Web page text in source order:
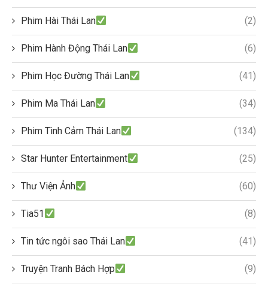
Phim Hài Thái Lan (2)
Phim Hành Động Thái Lan (6)
Phim Học Đường Thái Lan (41)
Phim Ma Thái Lan (34)
Phim Tình Cảm Thái Lan (134)
Star Hunter Entertainment (25)
Thư Viện Ảnh (60)
Tia51 (8)
Tin tức ngôi sao Thái Lan (41)
Truyện Tranh Bách Hợp (9)